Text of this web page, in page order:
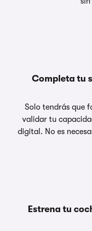
Completa tu
Solo tendrás que
validar tu
digital. No es
Estrena tu